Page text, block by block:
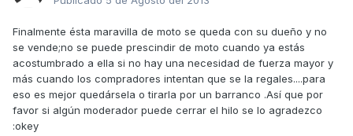
Finalmente ésta maravilla de moto se queda con su dueño y no
se vende;no se puede prescindir de moto cuando ya estás
acostumbrado a ella si no hay una necesidad de fuerza mayor y
más cuando los compradores intentan que se la regales....para
eso es mejor quedársela o tirarla por un barranco .Así que por
favor si algún moderador puede cerrar el hilo se lo agradezco
:okey